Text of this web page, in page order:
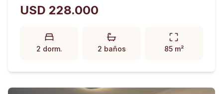
USD 228.000
2 dorm. 2 baños 85 m²